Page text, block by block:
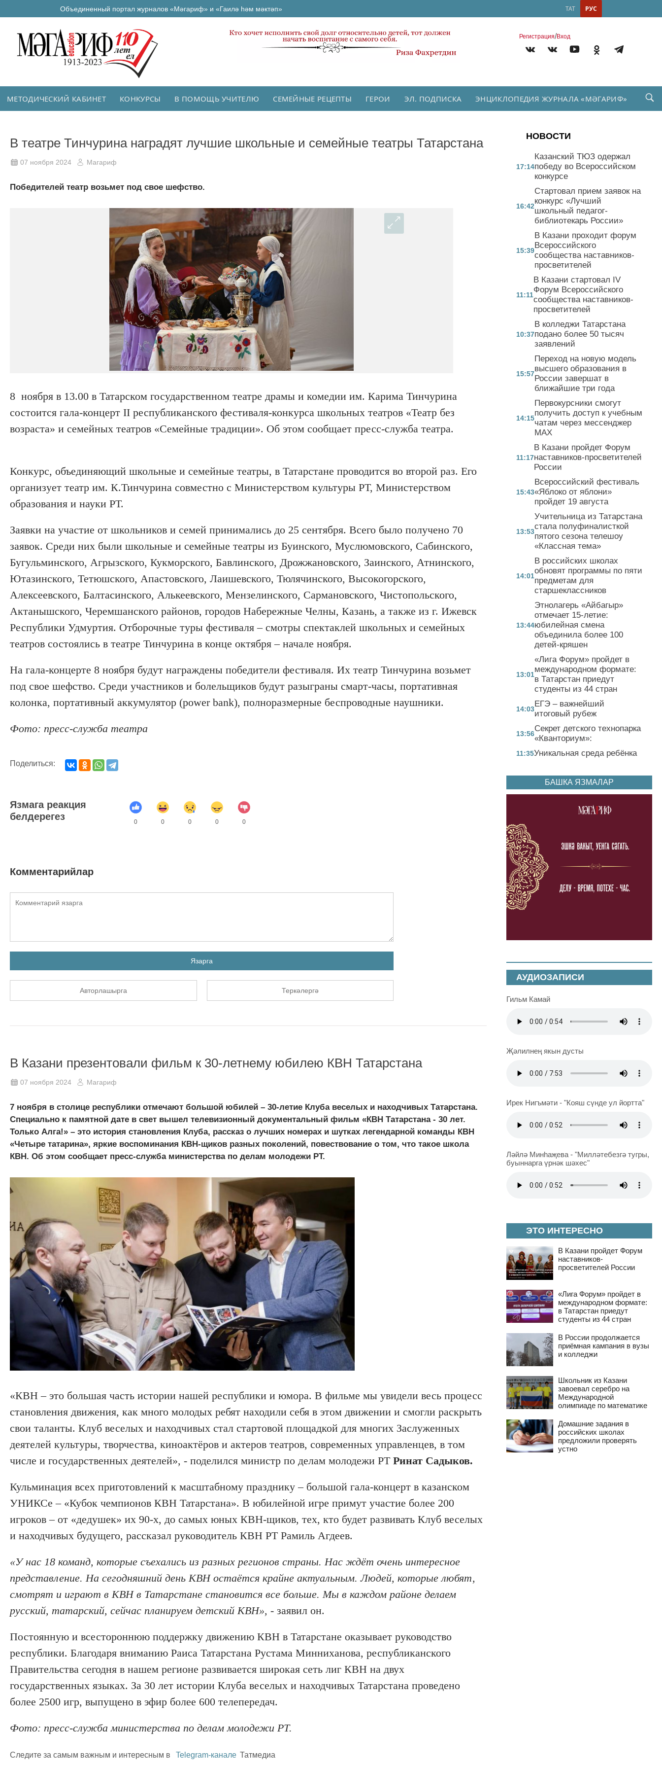
Объединенный портал журналов «Мәгариф» и «Гаилә һәм мәктәп» РУС
ТАТ
Регистрация/Вход
МЕТОДИЧЕСКИЙ КАБИНЕТ КОНКУРСЫ В ПОМОЩЬ УЧИТЕЛЮ СЕМЕЙНЫЕ РЕЦЕПТЫ ГЕРОИ ЭЛ. ПОДПИСКА ЭНЦИКЛОПЕДИЯ ЖУРНАЛА «МӘГАРИФ»
В театре Тинчурина наградят лучшие школьные и семейные театры Татарстана
07 ноября 2024 Магариф
Победителей театр возьмет под свое шефство.
8 ноября в 13.00 в Татарском государственном театре драмы и комедии им. Карима Тинчурина
состоится гала-концерт II республиканского фестиваля-конкурса школьных театров «Театр без
возраста» и семейных театров «Семейные традиции». Об этом сообщает пресс-служба театра.
Конкурс, объединяющий школьные и семейные театры, в Татарстане проводится во второй раз. Его
организует театр им. К.Тинчурина совместно с Министерством культуры РТ, Министерством
образования и науки РТ.
Заявки на участие от школьников и семей принимались до 25 сентября. Всего было получено 70
заявок. Среди них были школьные и семейные театры из Буинского, Муслюмовского, Сабинского,
Бугульминского, Агрызского, Кукморского, Бавлинского, Дрожжановского, Заинского, Атнинского,
Ютазинского, Тетюшского, Апастовского, Лаишевского, Тюлячинского, Высокогорского,
Алексеевского, Балтасинского, Алькеевского, Мензелинского, Сармановского, Чистопольского,
Актанышского, Черемшанского районов, городов Набережные Челны, Казань, а также из г. Ижевск
Республики Удмуртия. Отборочные туры фестиваля – смотры спектаклей школьных и семейных
театров состоялись в театре Тинчурина в конце октября – начале ноября.
На гала-концерте 8 ноября будут награждены победители фестиваля. Их театр Тинчурина возьмет
под свое шефство. Среди участников и болельщиков будут разыграны смарт-часы, портативная
колонка, портативный аккумулятор (power bank), полноразмерные беспроводные наушники.
Фото: пресс-служба театра
Поделиться:
Язмага реакция
белдерегез
0 0 0 0 0
Комментарийлар
Язарга
Авторлашырга Теркәлергә
В Казани презентовали фильм к 30-летнему юбилею КВН Татарстана
07 ноября 2024 Магариф
7 ноября в столице республики отмечают большой юбилей – 30-летие Клуба веселых и находчивых Татарстана.
Специально к памятной дате в свет вышел телевизионный документальный фильм «КВН Татарстана - 30 лет.
Только Алга!» – это история становления Клуба, рассказ о лучших номерах и шутках легендарной команды КВН
«Четыре татарина», яркие воспоминания КВН-щиков разных поколений, повествование о том, что такое школа
КВН. Об этом сообщает пресс-служба министерства по делам молодежи РТ.
«КВН – это большая часть истории нашей республики и юмора. В фильме мы увидели весь процесс
становления движения, как много молодых ребят находили себя в этом движении и смогли раскрыть
свои таланты. Клуб веселых и находчивых стал стартовой площадкой для многих Заслуженных
деятелей культуры, творчества, киноактёров и актеров театров, современных управленцев, в том
числе и государственных деятелей», - поделился министр по делам молодежи РТ Ринат Садыков.
Кульминация всех приготовлений к масштабному празднику – большой гала-концерт в казанском
УНИКСе – «Кубок чемпионов КВН Татарстана». В юбилейной игре примут участие более 200
игроков – от «дедушек» их 90-х, до самых юных КВН-щиков, тех, кто будет развивать Клуб веселых
и находчивых будущего, рассказал руководитель КВН РТ Рамиль Агдеев.
«У нас 18 команд, которые съехались из разных регионов страны. Нас ждёт очень интересное
представление. На сегодняшний день КВН остаётся крайне актуальным. Людей, которые любят,
смотрят и играют в КВН в Татарстане становится все больше. Мы в каждом районе делаем
русский, татарский, сейчас планируем детский КВН», - заявил он.
Постоянную и всестороннюю поддержку движению КВН в Татарстане оказывает руководство
республики. Благодаря вниманию Раиса Татарстана Рустама Минниханова, республиканского
Правительства сегодня в нашем регионе развивается широкая сеть лиг КВН на двух
государственных языках. За 30 лет истории Клуба веселых и находчивых Татарстана проведено
более 2500 игр, выпущено в эфир более 600 телепередач.
Фото: пресс-служба министерства по делам молодежи РТ.
Следите за самым важным и интересным в Telegram-канале Татмедиа
НОВОСТИ
17:14
Казанский ТЮЗ одержал
победу во Всероссийском
конкурсе
16:42
Стартовал прием заявок на
конкурс «Лучший
школьный педагог-
библиотекарь России»
15:39
В Казани проходит форум
Всероссийского
сообщества наставников-
просветителей
11:11
В Казани стартовал IV
Форум Всероссийского
сообщества наставников-
просветителей
10:37
В колледжи Татарстана
подано более 50 тысяч
заявлений
15:57
Переход на новую модель
высшего образования в
России завершат в
ближайшие три года
14:15
Первокурсники смогут
получить доступ к учебным
чатам через мессенджер
MAX
11:17
В Казани пройдет Форум
наставников-просветителей
России
15:43
Всероссийский фестиваль
«Яблоко от яблони»
пройдет 19 августа
13:53
Учительница из Татарстана
стала полуфиналисткой
пятого сезона телешоу
«Классная тема»
14:01
В российских школах
обновят программы по пяти
предметам для
старшеклассников
13:44
Этнолагерь «Айбагыр»
отмечает 15-летие:
юбилейная смена
объединила более 100
детей-кряшен
13:01
«Лига Форум» пройдет в
международном формате:
в Татарстан приедут
студенты из 44 стран
14:03
ЕГЭ – важнейший
итоговый рубеж
13:56
Секрет детского технопарка
«Кванториум»:
11:35Уникальная среда ребёнка
БАШКА ЯЗМАЛАР
ЭТО ИНТЕРЕСНО
В Казани пройдет Форум
наставников-
просветителей России
«Лига Форум» пройдет в
международном формате:
в Татарстан приедут
студенты из 44 стран
В России продолжается
приёмная кампания в вузы
и колледжи
Школьник из Казани
завоевал серебро на
Международной
олимпиаде по математике
Домашние задания в
российских школах
предложили проверять
устно
АУДИОЗАПИСИ
Гильм Камай
Җәлилнең якын дусты
Ирек Нигъмәти - "Кояш сүнде ул йортта"
Ләйлә Минһаҗева - "Милләтебезгә тугры,
буыннарга үрнәк шәхес"